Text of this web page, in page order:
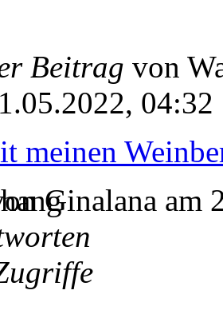
Beitrag von
04:32
meinen
Ginalana am